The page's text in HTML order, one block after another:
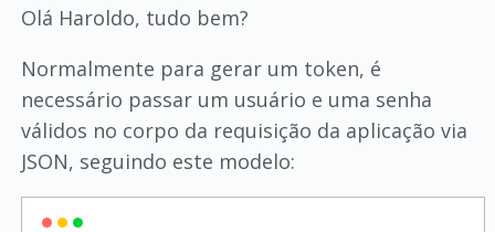
Olá Haroldo, tudo bem?
Normalmente para gerar um token, é
necessário passar um usuário e uma senha
válidos no corpo da requisição da aplicação via
JSON, seguindo este modelo: